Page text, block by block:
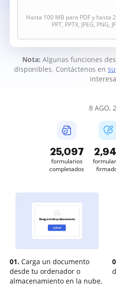
Hasta 100 MB para PDF y hasta
PPT, PPTX, JPEG, PNG,
Nota: Algunas funciones
disponibles. Contáctenos en
8 AGO,
25,098
formularios
completados
01. Carga un documento
desde tu ordenador o
almacenamiento en la nube.